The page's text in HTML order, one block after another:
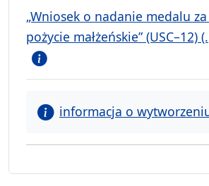
„Wniosek o nadanie medalu
pożycie małżeńskie” (USC–12)
informacja o